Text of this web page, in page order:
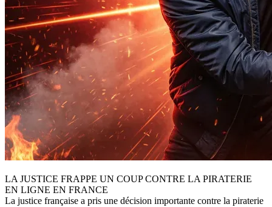
LA JUSTICE FRAPPE UN COUP CONTRE LA PIRATERIE
EN LIGNE EN FRANCE
La justice française a pris une décision importante contre la piraterie